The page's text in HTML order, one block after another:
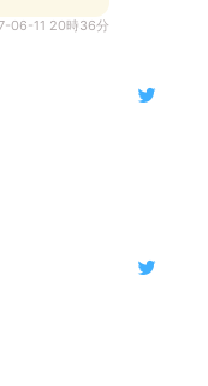
06-11 20時36分